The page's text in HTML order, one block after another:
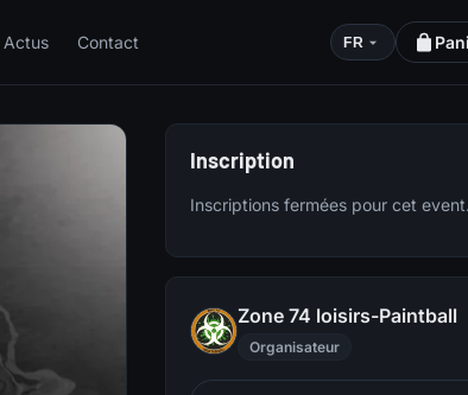
Actus Contact FR
Inscription
Inscriptions fermées pour cet event.
Zone 74 loisirs-Paintball
Organisateur